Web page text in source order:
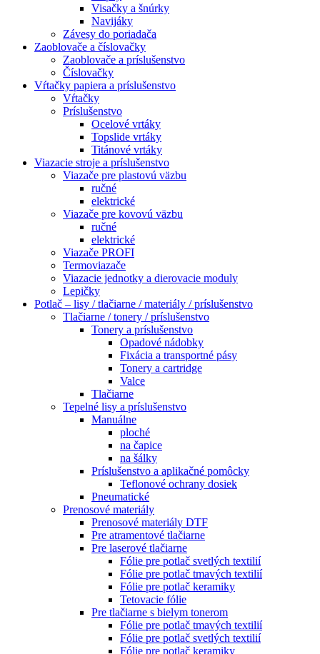
Visačky a šnúrky
Navijáky
Závesy do poriadača
Zaoblovače a číslovačky
Zaoblovače a príslušenstvo
Číslovačky
Vŕtačky papiera a príslušenstvo
Vŕtačky
Príslušenstvo
Ocelové vrtáky
Topslide vrtáky
Titánové vrtáky
Viazacie stroje a príslušenstvo
Viazače pre plastovú väzbu
ručné
elektrické
Viazače pre kovovú väzbu
ručné
elektrické
Viazače PROFI
Termoviazače
Viazacie jednotky a dierovacie moduly
Lepičky
Potlač – lisy / tlačiarne / materiály / príslušenstvo
Tlačiarne / tonery / príslušenstvo
Tonery a príslušenstvo
Opadové nádobky
Fixácia a transportné pásy
Tonery a cartridge
Valce
Tlačiarne
Tepelné lisy a príslušenstvo
Manuálne
ploché
na čapice
na šálky
Príslušenstvo a aplikačné pomôcky
Teflonové ochrany dosiek
Pneumatické
Prenosové materiály
Prenosové materiály DTF
Pre atramentové tlačiarne
Pre laserové tlačiarne
Fólie pre potlač svetlých textilií
Fólie pre potlač tmavých textilií
Fólie pre potlač keramiky
Tetovacie fólie
Pre tlačiarne s bielym tonerom
Fólie pre potlač tmavých textilií
Fólie pre potlač svetlých textilií
Fólie pre potlač keramiky